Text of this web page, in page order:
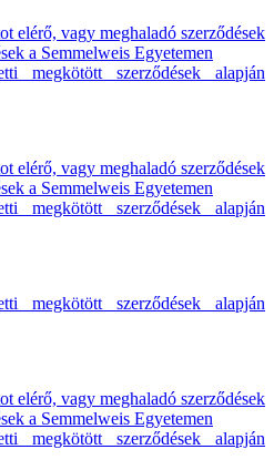
elérő, vagy meghaladó szerződések
a Semmelweis Egyetemen
megkötött szerződések alapján
elérő, vagy meghaladó szerződések
a Semmelweis Egyetemen
megkötött szerződések alapján
megkötött szerződések alapján
elérő, vagy meghaladó szerződések
a Semmelweis Egyetemen
megkötött szerződések alapján